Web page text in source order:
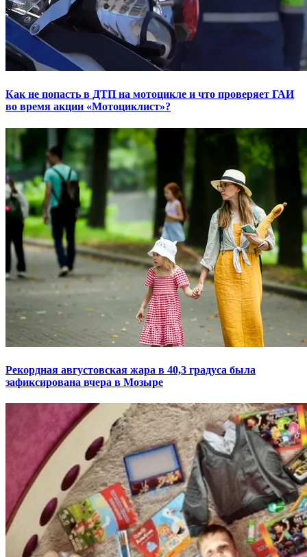
Как не попасть в ДТП на мотоцикле и что проверяет ГАИ
во время акции «Мотоциклист»?
Рекордная августовская жара в 40,3 градуса была
зафиксирована вчера в Мозыре